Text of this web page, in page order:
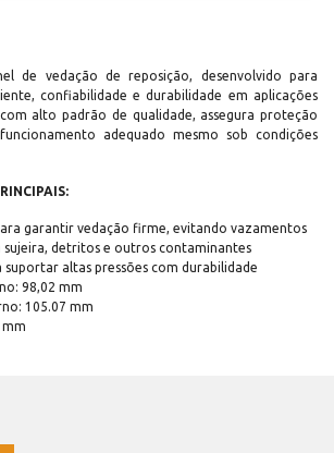
de vedação de reposição, desenvolvido para
confiabilidade e durabilidade em aplicações
alto padrão de qualidade, assegura proteção
adequado mesmo sob condições
garantir vedação firme, evitando vazamentos
detritos e outros contaminantes
altas pressões com durabilidade
98,02 mm
105.07 mm
mm